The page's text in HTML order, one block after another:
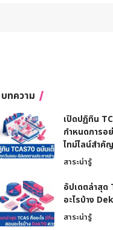
When autocomplete
บทความ
เปิดปฏิทิน
กำหนดการอ
ไทม์ไลน์สำคั
สาระน่ารู้
อัปเดตล่าสุด
อะไรบ้าง
สาระน่ารู้